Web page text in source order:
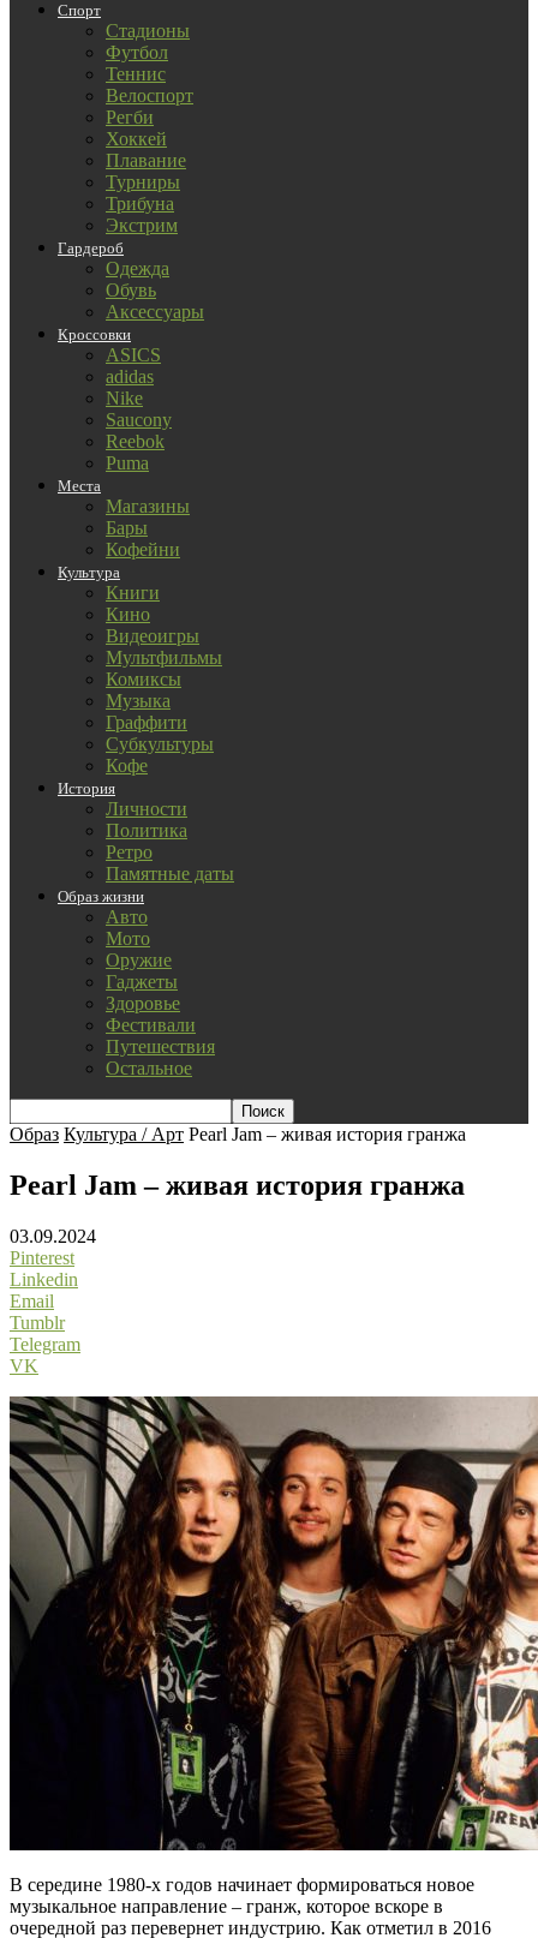
Спорт
Стадионы
Футбол
Теннис
Велоспорт
Регби
Хоккей
Плавание
Турниры
Трибуна
Экстрим
Гардероб
Одежда
Обувь
Аксессуары
Кроссовки
ASICS
adidas
Nike
Saucony
Reebok
Puma
Места
Магазины
Бары
Кофейни
Культура
Книги
Кино
Видеоигры
Мультфильмы
Комиксы
Музыка
Граффити
Субкультуры
Кофе
История
Личности
Политика
Ретро
Памятные даты
Образ жизни
Авто
Мото
Оружие
Гаджеты
Здоровье
Фестивали
Путешествия
Остальное
Образ Культура / Арт Pearl Jam – живая история гранжа
Pearl Jam – живая история гранжа
03.09.2024
Pinterest
Linkedin
Email
Tumblr
Telegram
VK
В середине 1980-х годов начинает формироваться новое
музыкальное направление – гранж, которое вскоре в
очередной раз перевернет индустрию. Как отметил в 2016